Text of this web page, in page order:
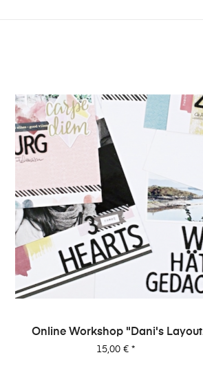
Online Workshop "Dani's Layout
Sixpack" Vol. 2
Preis
15,00 €*